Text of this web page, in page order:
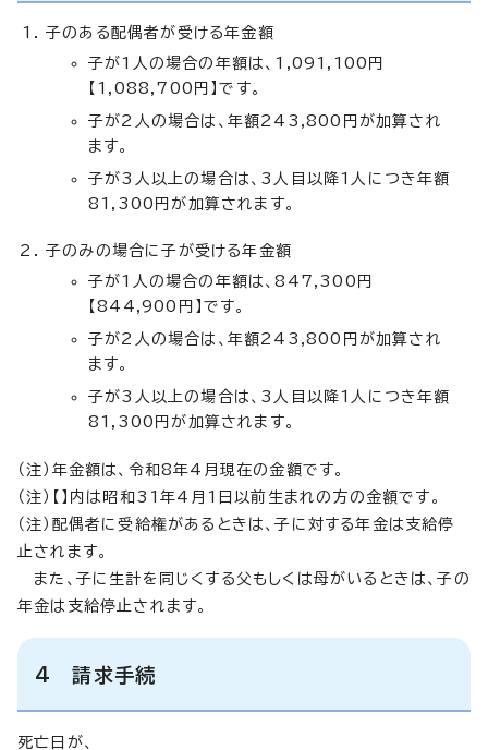
子のある配偶者が受ける年金額
子が1人の場合の年額は、1,091,100円
【1,088,700円】です。
子が2人の場合は、年額243,800円が加算され
ます。
子が3人以上の場合は、3人目以降1人につき年額
81,300円が加算されます。
子のみの場合に子が受ける年金額
子が1人の場合の年額は、847,300円
【844,900円】です。
子が2人の場合は、年額243,800円が加算され
ます。
子が3人以上の場合は、3人目以降1人につき年額
81,300円が加算されます。
（注）年金額は、令和8年4月現在の金額です。
（注）【】内は昭和31年4月1日以前生まれの方の金額です。
（注）配偶者に受給権があるときは、子に対する年金は支給停
止されます。
また、子に生計を同じくする父もしくは母がいるときは、子の
年金は支給停止されます。
4 請求手続
死亡日が、